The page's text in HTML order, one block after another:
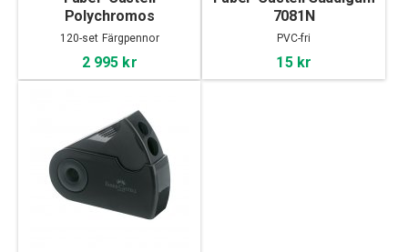
Polychromos
Färgpennor 120-set
120-set Färgpennor
2 995 kr
7081N
PVC-fri
15 kr